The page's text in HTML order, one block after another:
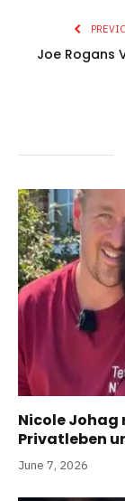
Joe Rogans
Nicole Johag
Privatleben
June 7, 2026